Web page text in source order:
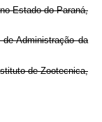
Estado do Paraná,
Administração da
de Zootecnica,